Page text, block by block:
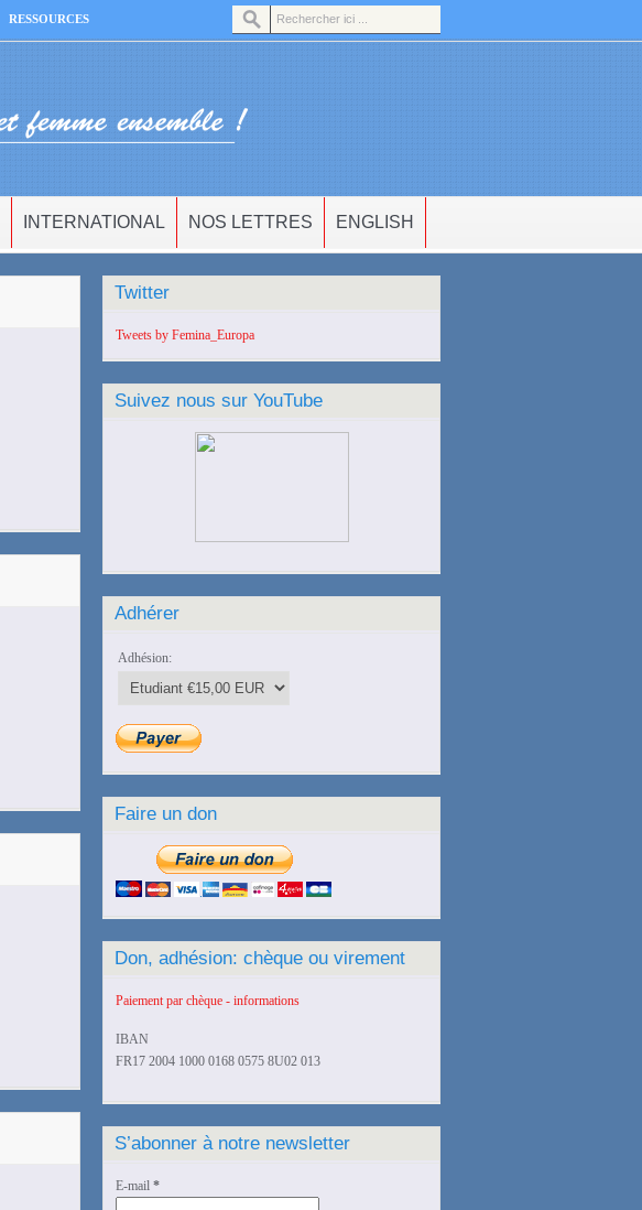
RESSOURCES
INTERNATIONAL NOS LETTRES ENGLISH
Twitter
Tweets by Femina_Europa
Suivez nous sur YouTube
Adhérer
Adhésion:
Faire un don
Don, adhésion: chèque ou virement
Paiement par chèque - informations
IBAN
FR17 2004 1000 0168 0575 8U02 013
S’abonner à notre newsletter
E-mail *